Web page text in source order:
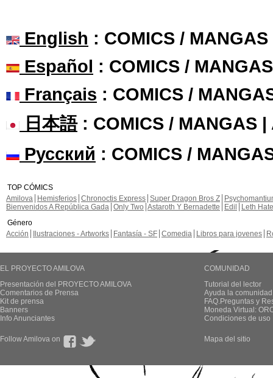
English : COMICS /
Español : COMICS /
Français : COMICS /
日本語: COMICS / MANGAS |
Русский : COMICS /
TOP CÓMICS
Amilova
Hemisferios Chronoctis Express Super Dragon Bros Z
Bienvenidos A República Gada Only Two Astaroth Y Bernadette Edil
Leth Hate
Género
Acción
Ilustraciones - Artworks Fantasía - SF Comedia Libros para jovenes
EL PROYECTO AMILOVA
Presentación del PROYECTO AMILOVA
Comentarios de Prensa
Kit de prensa
Banners
Info Anunciantes
COMUNIDAD
Tutorial del lector
Ayuda la
FAQ.Preguntas y
Moneda Virtual:
Condiciones de uso
Follow Amilova on Mapa del sitio